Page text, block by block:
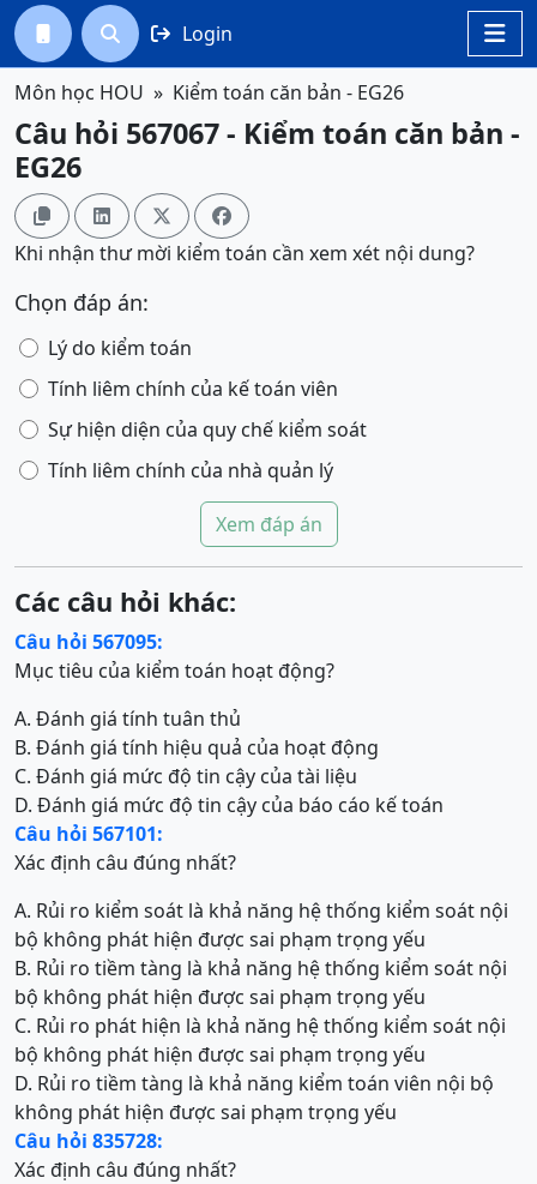

  Login
Môn học HOU Kiểm toán căn bản - EG26
Câu hỏi 567067 - Kiểm toán căn bản -
EG26
   
Khi nhận thư mời kiểm toán cần xem xét nội dung?
Chọn đáp án:
Lý do kiểm toán
Tính liêm chính của kế toán viên
Sự hiện diện của quy chế kiểm soát
Tính liêm chính của nhà quản lý
Xem đáp án
Các câu hỏi khác:
Câu hỏi 567095:
Mục tiêu của kiểm toán hoạt động?
A. Đánh giá tính tuân thủ
B. Đánh giá tính hiệu quả của hoạt động
C. Đánh giá mức độ tin cậy của tài liệu
D. Đánh giá mức độ tin cậy của báo cáo kế toán
Câu hỏi 567101:
Xác định câu đúng nhất?
A. Rủi ro kiểm soát là khả năng hệ thống kiểm soát nội
bộ không phát hiện được sai phạm trọng yếu
B. Rủi ro tiềm tàng là khả năng hệ thống kiểm soát nội
bộ không phát hiện được sai phạm trọng yếu
C. Rủi ro phát hiện là khả năng hệ thống kiểm soát nội
bộ không phát hiện được sai phạm trọng yếu
D. Rủi ro tiềm tàng là khả năng kiểm toán viên nội bộ
không phát hiện được sai phạm trọng yếu
Câu hỏi 835728:
Xác định câu đúng nhất?